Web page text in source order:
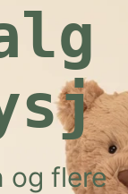
og flere